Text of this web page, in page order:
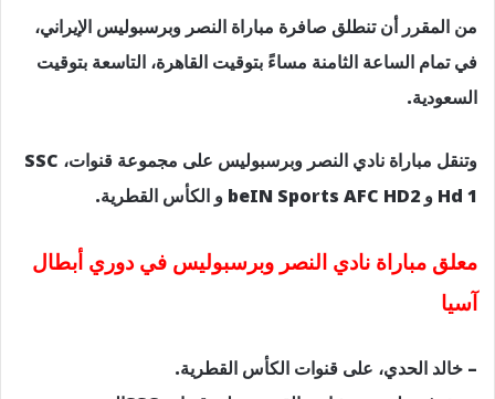
من المقرر أن تنطلق صافرة مباراة النصر وبرسبوليس الإيراني،
في تمام الساعة الثامنة مساءً بتوقيت القاهرة، التاسعة بتوقيت
السعودية.
وتنقل مباراة نادي النصر وبرسبوليس على مجموعة قنوات، SSC
Hd 1 و beIN Sports AFC HD2 و الكأس القطرية.
معلق مباراة نادي النصر وبرسبوليس في دوري أبطال
آسيا
– خالد الحدي، على قنوات الكأس القطرية.